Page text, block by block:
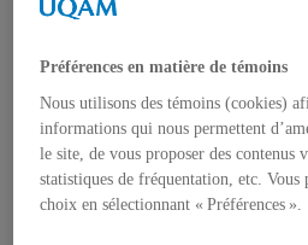
Gingras
FrançaisEnglish
Préférences en matière de témoins
Nous utilisons des témoins (cookies)
informations qui nous permettent
le site, de vous proposer des contenus
statistiques de fréquentation, etc. Vous
choix en sélectionnant « Préférences ».